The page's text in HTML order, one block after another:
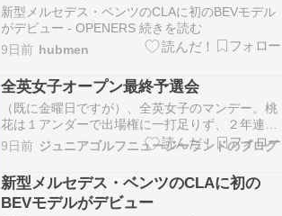
新型メルセデス・ベンツのCLAに初のBEVモデル
がデビュー - OPENERS 続きを読む
9日前 hubmen
全英女子オープン最終予選会
（既に金曜日ですが）、全英女子のマンデー。桃
花は１アンダーで出場権に一打足りず、２年連続
での全英女子出場は叶いませんでした。???? ５
バーディーは良かったのですが、つまらないボギ
ーーがいくつかあったのが残念でした。 今週は、
会場周辺で練習に取り組んでいます。がんばれ
ー。で、全英…
9日前 ジュニアゴルフニュージーランドのブログ
新型メルセデス・ベンツのCLAに初の
BEVモデルがデビュー